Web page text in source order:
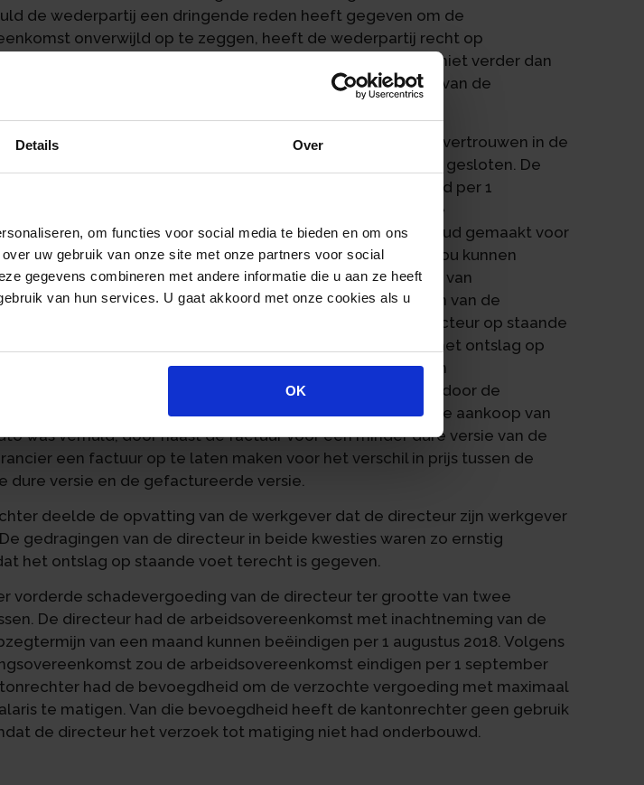
Details Over
om functies voor social media te bieden en om ons
uw gebruik van onze site met onze partners voor social
gegevens combineren met andere informatie die u aan ze heeft
van hun services. U gaat akkoord met onze cookies als u
OK
de wederpartij een dringende reden heeft gegeven om de
onverwijld op te zeggen, heeft de wederpartij recht op
De kantonrechter kan de vergoeding matigen maar niet verder dan
de termijn dat de arbeidsovereenkomst bij toepassing van de
van Commissarissen van een woningbouwvereniging het vertrouwen in de
opgezegd, werd met hem een vaststellingsovereenkomst gesloten. De
zou met wederzijds goedvinden worden beëindigd per 1
waarbij de directeur recht zou hebben op de wettelijke
In de vaststellingsovereenkomst was een voorbehoud gemaakt voor
dringende reden voor ontslag op staande voet, die zich zou kunnen
van de vaststellingsovereenkomst. De Raad van
had een onderzoek laten doen naar enkele handelingen van de
resultaten van het onderzoek waren aanleiding om de directeur op staande
ondanks de vaststellingsovereenkomst. De reden van het ontslag op
gelegen in de aanschaf van een te dure bedrijfsauto en een
tegen een te lage prijs. Die te lage prijs was verhuld door de
te compenseren met valse facturen van de koper. Ook de aankoop van
was verhuld, door naast de factuur voor een minder dure versie van de
een factuur op te laten maken voor het verschil in prijs tussen de
dure versie en de gefactureerde versie.
deelde de opvatting van de werkgever dat de directeur zijn werkgever
gedragingen van de directeur in beide kwesties waren zo ernstig
het ontslag op staande voet terecht is gegeven.
vorderde schadevergoeding van de directeur ter grootte van twee
De directeur had de arbeidsovereenkomst met inachtneming van de
van een maand kunnen beëindigen per 1 augustus 2018. Volgens
zou de arbeidsovereenkomst eindigen per 1 september
had de bevoegdheid om de verzochte vergoeding met maximaal
te matigen. Van die bevoegdheid heeft de kantonrechter geen gebruik
de directeur het verzoek tot matiging niet had onderbouwd.